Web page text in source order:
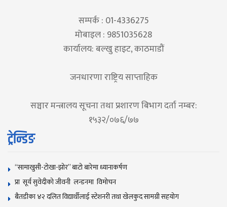
सम्पर्क : 01-4336275
मोबाइल : 9851035628
कार्यालय: बल्खु हाइट, काठमाडौं
जनधारणा राष्ट्रिय साप्ताहिक
सञ्चार मन्त्रालय सूचना तथा प्रशारण बिभाग दर्ता नम्बर:
१५३२/०७६/७७
ट्रेन्डिङ
“सामाखुसी-टोखा-झोर” बाटो बारेमा ध्यानाकर्षण
प्रा सूर्य सुवेदीको जीवनी लन्डनमा विमोचन
बैतडीका ४२ दलित विद्यार्थीलाई स्टेशनरी तथा खेलकुद सामग्री सहयोग